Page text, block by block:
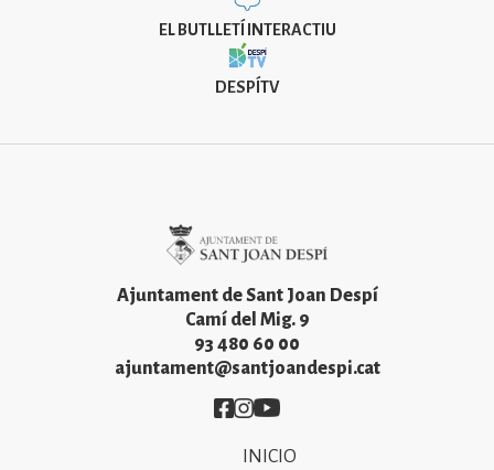
EL BUTLLETÍ INTERACTIU
DESPÍTV
Ajuntament de Sant Joan Despí
Camí del Mig. 9
93 480 60 00
ajuntament@santjoandespi.cat
Imatge
Imatge
Imatge
INICIO